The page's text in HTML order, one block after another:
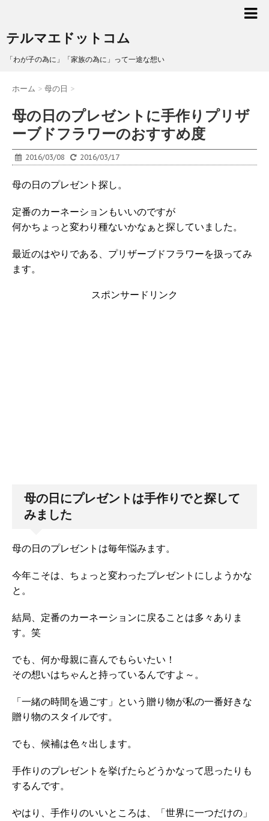
テルマエドットコム
「わが子の為に」「家族の為に」って一途な想い
ホーム > 母の日 >
母の日のプレゼントに手作りプリザ
ーブドフラワーのおすすめ度
2016/03/08 2016/03/17
母の日のプレゼント探し。
定番のカーネーションもいいのですが
何かちょっと変わり種ないかなぁと探していました。
最近のはやりである、プリザーブドフラワーを扱ってみ
ます。
スポンサードリンク
母の日にプレゼントは手作りでと探して
みました
母の日のプレゼントは毎年悩みます。
今年こそは、ちょっと変わったプレゼントにしようかな
と。
結局、定番のカーネーションに戻ることは多々ありま
す。笑
でも、何か母親に喜んでもらいたい！
その想いはちゃんと持っているんですよ～。
「一緒の時間を過ごす」という贈り物が私の一番好きな
贈り物のスタイルです。
でも、候補は色々出します。
手作りのプレゼントを挙げたらどうかなって思ったりも
するんです。
やはり、手作りのいいところは、「世界に一つだけの」